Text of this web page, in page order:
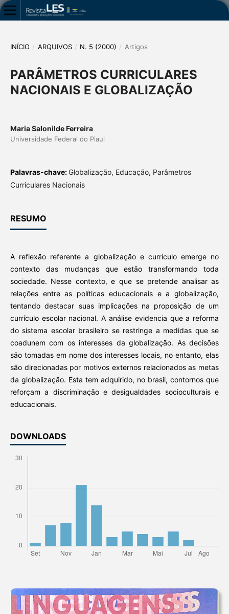
INÍCIO / ARQUIVOS / N. 5 (2000) / Artigos
PARÂMETROS CURRICULARES
NACIONAIS E GLOBALIZAÇÃO
Maria Salonilde Ferreira
Universidade Federal do Piaui
Palavras-chave: Globalização, Educação, Parâmetros
Curriculares Nacionais
RESUMO
A reflexão referente a globalização e currículo emerge no
contexto das mudanças que estão transformando toda
sociedade. Nesse contexto, e que se pretende analisar as
relações entre as políticas educacionais e a globalização,
tentando destacar suas implicações na proposição de um
currículo escolar nacional. A análise evidencia que a reforma
do sistema escolar brasileiro se restringe a medidas que se
coadunem com os interesses da globalização. As decisões
são tomadas em nome dos interesses locais, no entanto, elas
são direcionadas por motivos externos relacionados as metas
da globalização. Esta tem adquirido, no brasil, contornos que
reforçam a discriminação e desigualdades socioculturais e
educacionais.
DOWNLOADS